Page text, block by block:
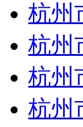
杭州
杭州
杭州
杭州